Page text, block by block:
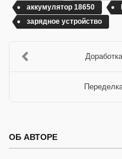
аккумулятор 18650
зарядное устройство
ОБ АВТОРЕ